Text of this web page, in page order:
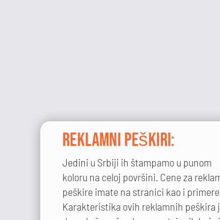
Reklamni peškiri:
Jedini u Srbiji ih štampamo u punom
koloru na celoj površini. Cene za
peškire imate na stranici kao i primere.
Karakteristika ovih reklamnih peškira